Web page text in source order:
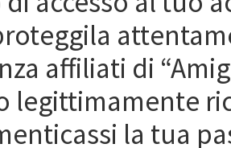
affiliati di
legittimamente
la tua